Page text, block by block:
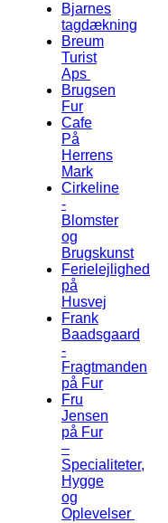
Bjarnes
tagdækning
Breum
Turist
Aps
Brugsen
Fur
Cafe
På
Herrens
Mark
Cirkeline
-
Blomster
og
Brugskunst
Ferielejlighed
på
Husvej
Frank
Baadsgaard
-
Fragtmanden
på Fur
Fru
Jensen
på Fur
–
Specialiteter,
Hygge
og
Oplevelser